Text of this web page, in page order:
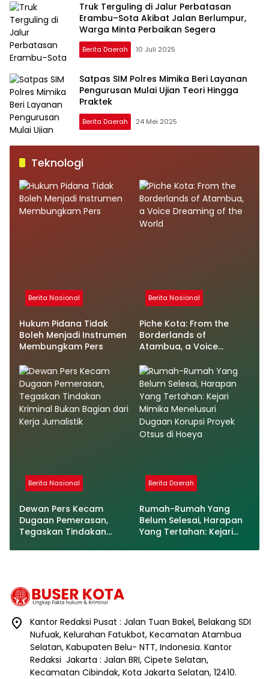
Truk Terguling di Jalur Perbatasan
Erambu–Sota Akibat Jalan Berlumpur,
Warga Minta Perbaikan Segera
Berita Daerah 10 Juli 2025
Satpas SIM Polres Mimika Beri Layanan
Pengurusan Mulai Ujian Teori Hingga
Praktek
Berita Daerah 24 Mei 2025
Teknologi
Berita Nasional
Hukum Pidana Tidak
Boleh Menjadi Instrumen
Membungkam Pers
Berita Nasional
Piche Kota: From the
Borderlands of
Atambua, a Voice
Berita Nasional
Dewan Pers Kecam
Dugaan Pemerasan,
Tegaskan Tindakan
dari Kerja Jurnalistik
Berita Daerah
Rumah-Rumah Yang
Belum Selesai, Harapan
Yang Tertahan: Kejari
Dugaan Korupsi Proyek
Kantor Redaksi Pusat : Jalan Tuan Bakel, Belakang SDI
Nufuak, Kelurahan Fatukbot, Kecamatan Atambua
Selatan, Kabupaten Belu- NTT, Indonesia. Kantor
Redaksi Jakarta : Jalan BRI, Cipete Selatan,
Kecamatan Cibindak, Kota Jakarta Selatan, 12410.